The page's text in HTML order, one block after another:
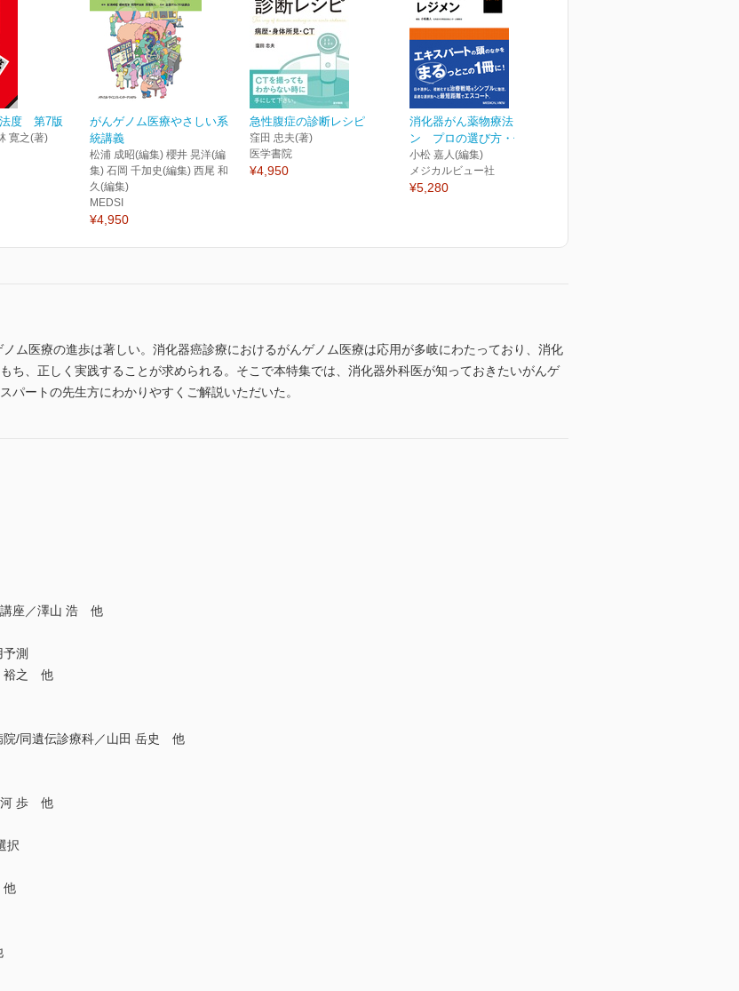
度 第7版
寛之(著)
がんゲノム医療やさしい系
統講義
松浦 成昭(編集) 櫻井 晃洋(編
集) 石岡 千加史(編集) 西尾 和
久(編集)
MEDSI
¥4,950
急性腹症の診断レシピ
窪田 忠夫(著)
医学書院
¥4,950
消化器がん薬物療法レジメ
ン プロの選び方・使い方
小松 嘉人(編集)
メジカルビュー社
¥5,280
ム医療の進歩は著しい。消化器癌診療におけるがんゲノム医療は応用が多岐にわたっており、消化
ち、正しく実践することが求められる。そこで本特集では、消化器外科医が知っておきたいがんゲ
パートの先生方にわかりやすくご解説いただいた。
講座／澤山 浩 他
測
裕之 他
院/同遺伝診療科／山田 岳史 他
河 歩 他
択
他